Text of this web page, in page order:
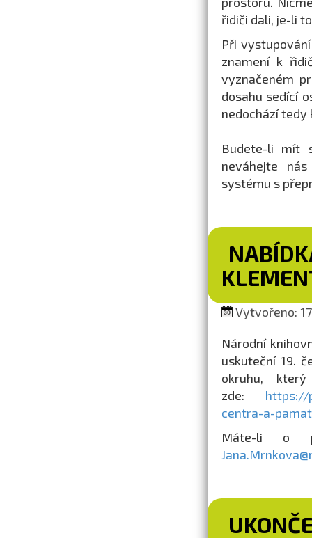
řidiči dali, je-li
Při
znamení k
vyznačeném
dosahu sedící
nedochází tedy
Budete-li mít
neváhejte
systému s
Vytvořeno:
Národní
uskuteční 19.
okruhu,
zde: https://
centra-a-
Máte-li o